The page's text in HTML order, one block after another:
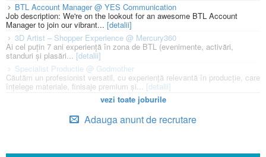
BTL Account Manager @ YES Communication
Job description: We're on the lookout for an awesome BTL Account
Manager to join our vibrant... [detalii]
3D Artist – Shopper Experience @ Mercury360
Ai cel puțin 7 ani experiență în zona de BTL (evenimente, activări,
standuri și plasări...[detalii]
Specialist Productie @ Godmother
Căutăm un profesionist versatil, cu experiență relevantă în producție, care
înțelege materiale, finisaje premium și... [detalii]
vezi toate joburile
Adauga anunt de recrutare